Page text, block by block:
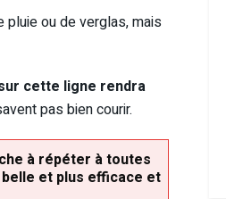
pluie ou de verglas, mais
cette ligne rendra
pas bien courir.
à répéter à toutes
et plus efficace et